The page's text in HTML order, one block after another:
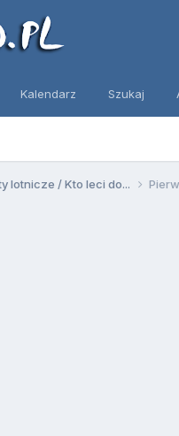
Kalendarz Szukaj
lotnicze / Kto leci do...